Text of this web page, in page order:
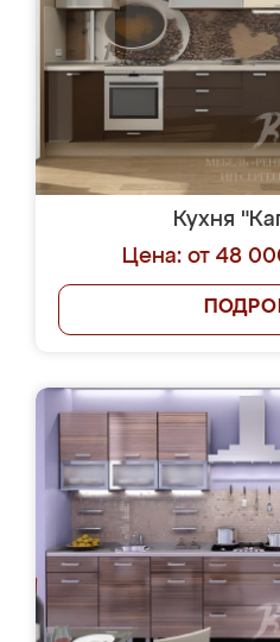
Кухня
Цена: от 48